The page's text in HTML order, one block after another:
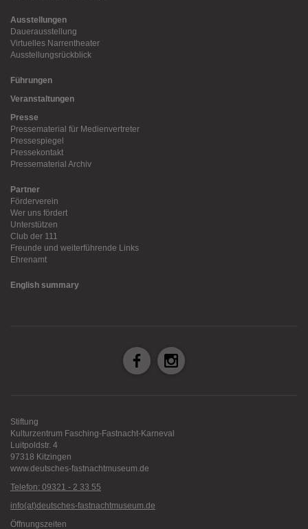
Ausstellungen
Dauerausstellung
Virtuelles Narrentheater
Ausstellungsrückblick
Führungen
Veranstaltungen
Presse
Pressematerial für Medienvertreter
Pressespiegel
Pressekontakt
Pressematerial Archiv
Partner
Förderverein
Wer uns fördert
Unterstützen
Club der 111
Freunde und weiterführende Links
Ehrenamt
English summary
Stiftung
Kulturzentrum Fasching-Fastnacht-Karneval
Luitpoldstr. 4
97318 Kitzingen
www.deutsches-fastnachtmuseum.de
Telefon: 09321 - 2 33 55
info(at)deutsches-fastnachtmuseum.de
Öffnungszeiten